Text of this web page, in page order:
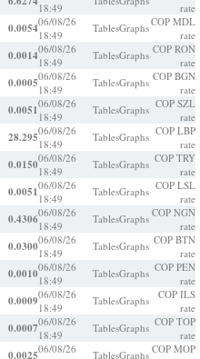
18:49
rate
0.005406/08/26
18:49
TablesGraphsCOP MDL
rate
0.001406/08/26
18:49
TablesGraphs COP RON
rate
0.000506/08/26
18:49
TablesGraphs COP BGN
rate
0.005106/08/26
18:49
TablesGraphs COP SZL
rate
28.29506/08/26
18:49
TablesGraphs COP LBP
rate
0.015006/08/26
18:49
TablesGraphs COP TRY
rate
0.005106/08/26
18:49
TablesGraphs COP LSL
rate
0.430606/08/26
18:49
TablesGraphs COP NGN
rate
0.030006/08/26
18:49
TablesGraphs COP BTN
rate
0.001006/08/26
18:49
TablesGraphs COP PEN
rate
0.000906/08/26
18:49
TablesGraphs
COP ILS
rate
0.000706/08/26
18:49
TablesGraphs COP TOP
rate
0.002506/08/26
TablesGraphs COP MOP